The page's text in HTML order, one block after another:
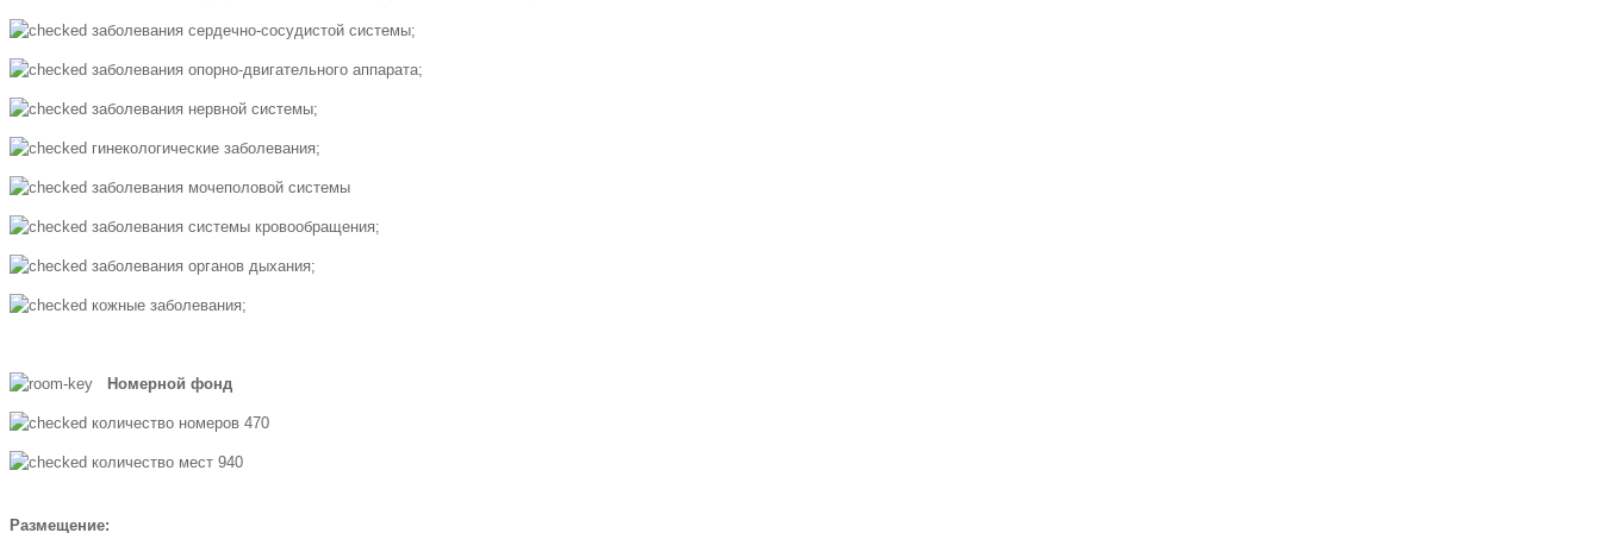
заболевания сердечно-сосудистой системы;
заболевания опорно-двигательного аппарата;
заболевания нервной системы;
гинекологические заболевания;
заболевания мочеполовой системы
заболевания системы кровообращения;
заболевания органов дыхания;
кожные заболевания;
Номерной фонд
количество номеров 470
количество мест 940
Размещение: